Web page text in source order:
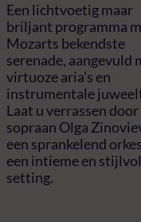
Een lichtvoetig maar
briljant programma
Mozarts bekendste
serenade, aangevuld
virtuoze aria’s en
instrumentale
Laat u verrassen door
sopraan Olga
een sprankelend
een intieme en
setting.